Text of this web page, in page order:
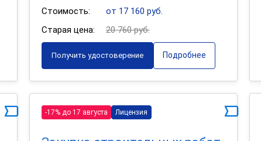
Стоимость:
от 17 160 руб.
Старая цена:
20 760 руб.
Получить удостоверение Подробнее
-17% до 17 августа Лицензия